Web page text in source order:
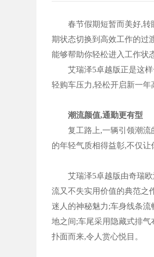
春节假期短暂而美好,转眼
期状态切换到高效工作的过
能够帮助你轻松进入工作状
艾瑞泽5卓越版正是这样
轻购车压力,轻松开启新一年
潮流颜值,通勤更有型
复工路上,一辆引领潮流的
的年轻气质相得益彰,不仅让
艾瑞泽5卓越版由奇瑞欧
流又不失实用价值的典范之
迷人的神秘魅力;车身线条
地之间;车尾采用隐藏式排
扑面而来,令人赏心悦目。